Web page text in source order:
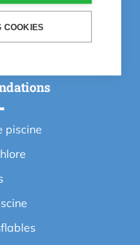
pool
piscine
COOKIES